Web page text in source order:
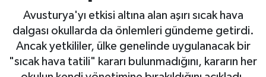
Avusturya'yı etkisi altına alan aşırı sıcak hava
dalgası okullarda da önlemleri gündeme getirdi.
Ancak yetkililer, ülke genelinde uygulanacak bir
"sıcak hava tatili" kararı bulunmadığını, kararın her